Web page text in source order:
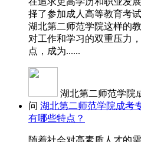
择了参加成人高等教育考
湖北第二师范学院这样的
对工作和学习的双重压力
点，成为......
湖北第二师范学院
问 湖北第二师范学院成考
有哪些特点？